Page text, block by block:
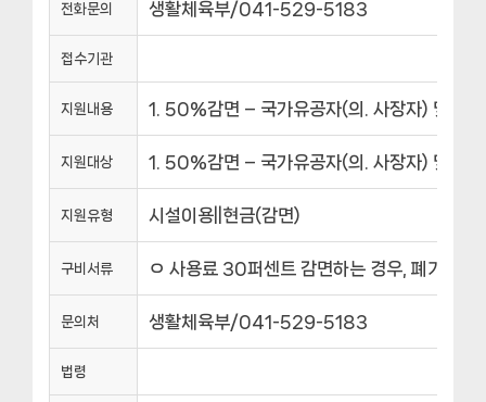
전화문의 생활체육부/041-529-5183
접수기관
지원내용 1. 50%감면 – 국가유공자(의. 사장자) 및 그
지원대상 1. 50%감면 – 국가유공자(의. 사장자) 및 그
지원유형 시설이용||현금(감면)
구비서류 ㅇ 사용료 30퍼센트 감면하는 경우, 폐기물처
문의처 생활체육부/041-529-5183
법령